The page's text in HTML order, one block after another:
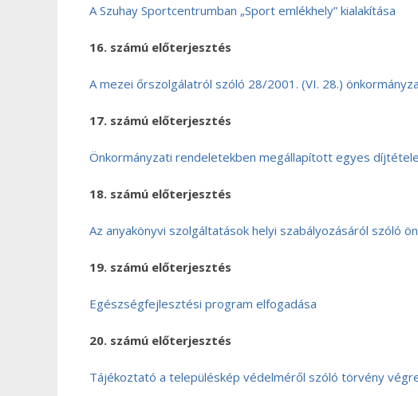
A Szuhay Sportcentrumban „Sport emlékhely” kialakítása
16. számú előterjesztés
A mezei őrszolgálatról szóló 28/2001. (VI. 28.)
17. számú előterjesztés
Önkormányzati rendeletekben megállapított egyes
18. számú előterjesztés
Az anyakönyvi szolgáltatások helyi szabályozásáról szóló
19. számú előterjesztés
Egészségfejlesztési program elfogadása
20. számú előterjesztés
Tájékoztató a településkép védelméről szóló törvény